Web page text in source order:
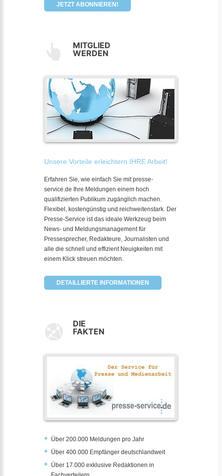
JETZT ABONNIEREN!
MITGLIED
WERDEN
Unsere Vorteile erleichtern IHRE Arbeit!
Erfahren Sie, wie einfach Sie mit presse-
service.de Ihre Meldungen einem hoch
qualifizierten Publikum zugänglich machen.
Flexibel, kostengünstig und reichweitenstark. Der
Presse-Service ist das ideale Werkzeug beim
News- und Meldungsmanagement für
Pressesprecher, Redakteure, Journalisten und
alle die schnell und effizient Neuigkeiten mit
einem Klick streuen möchten.
DETAILLIERTE INFORMATIONEN
DIE
FAKTEN
Über 200.000 Meldungen pro Jahr
Über 400.000 Empfänger deutschlandweit
Über 17.000 exklusive Redaktionen in